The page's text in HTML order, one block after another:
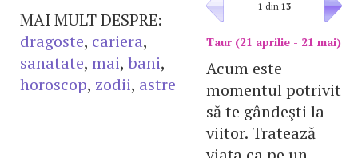
1 din 13
Taur (21 aprilie - 21 mai)
Acum este
momentul potrivit
să te gândeşti la
viitor. Tratează
MAI MULT DESPRE:
dragoste, cariera,
sanatate, mai, bani,
horoscop, zodii, astre